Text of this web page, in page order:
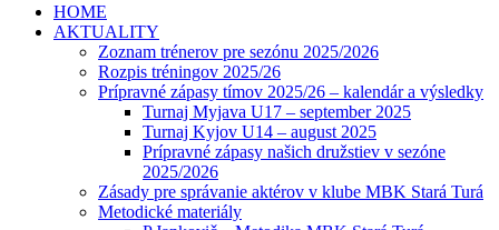
HOME
AKTUALITY
Zoznam trénerov pre sezónu 2025/2026
Rozpis tréningov 2025/26
Prípravné zápasy tímov 2025/26 – kalendár a výsledky
Turnaj Myjava U17 – september 2025
Turnaj Kyjov U14 – august 2025
Prípravné zápasy našich družstiev v sezóne
2025/2026
Zásady pre správanie aktérov v klube MBK Stará Turá
Metodické materiály